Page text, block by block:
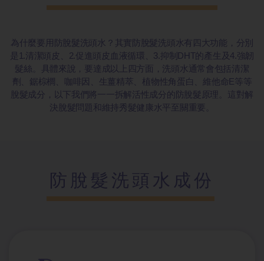
為什麼要用防脫髮洗頭水？其實防脫髮洗頭水有四大功能，分別
是1.清潔頭皮、2.促進頭皮血液循環、3.抑制DHT的產生及4.強韌
髮絲。具體來說，要達成以上四方面，洗頭水通常會包括清潔
劑、鋸棕櫚、咖啡因、生薑精萃、植物性角蛋白、維他命E等等
脫髮成分，以下我們將一一拆解活性成分的防脫髮原理。這對解
決脫髮問題和維持秀髮健康水平至關重要。
防脫髮洗頭水成份